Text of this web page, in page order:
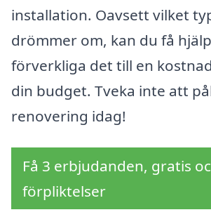
installation. Oavsett vilket
drömmer om, kan du få
förverkliga det till en
din budget. Tveka inte att
renovering idag!
Få 3 erbjudanden, gratis
förpliktelser